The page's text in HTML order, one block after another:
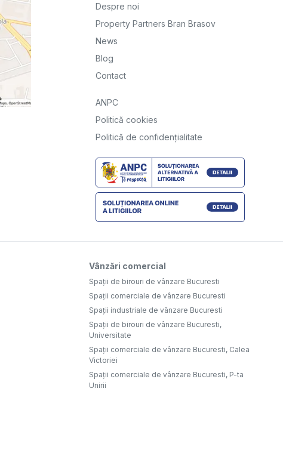
Despre noi
Property Partners Bran Brasov
News
Blog
Contact
ANPC
Politică cookies
Politică de confidențialitate
Vânzări comercial
Spații de birouri de vânzare Bucuresti
Spații comerciale de vânzare Bucuresti
Spații industriale de vânzare Bucuresti
Spații de birouri de vânzare Bucuresti,
Universitate
Spații comerciale de vânzare Bucuresti, Calea
Victoriei
Spații comerciale de vânzare Bucuresti, P-ta
Unirii